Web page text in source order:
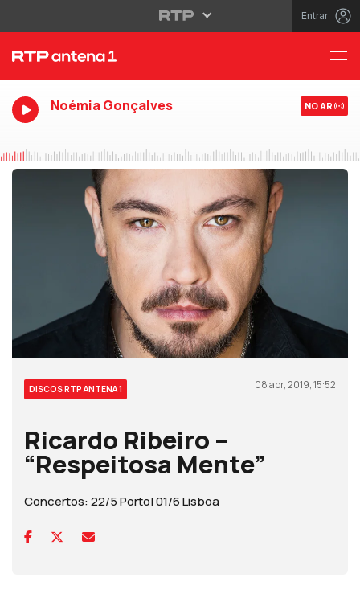
Entrar
Noémia Gonçalves NO AR
DISCOS RTP ANTENA 1 08 abr, 2019, 15:52
Ricardo Ribeiro –
“Respeitosa Mente”
Concertos: 22/5 Porto| 01/6 Lisboa